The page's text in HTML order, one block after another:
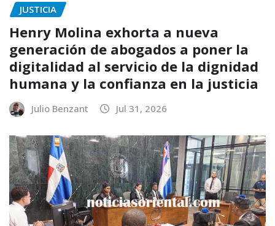
JUSTICIA
Henry Molina exhorta a nueva
generación de abogados a poner la
digitalidad al servicio de la dignidad
humana y la confianza en la justicia
Julio Benzant Jul 31, 2026